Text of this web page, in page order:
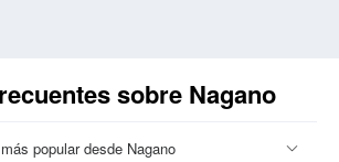
sobre Nagano
popular desde Nagano